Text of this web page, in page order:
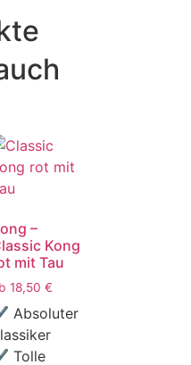
–
Kong
mit Tau
18,50 €
Absoluter
Tolle